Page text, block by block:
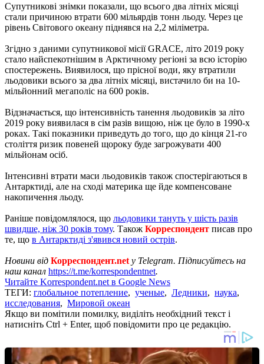
Супутникові знімки показали, що всього два літніх місяці
стали причиною втрати 600 мільярдів тонн льоду. Через це
рівень Світового океану піднявся на 2,2 міліметра.
Згідно з даними супутникової місії GRACE, літо 2019 року
стало найспекотнішим в Арктичному регіоні за всю історію
спостережень. Виявилося, що прісної води, яку втратили
льодовики всього за два літніх місяці, вистачило би на 10-
мільйонний мегаполіс на 600 років.
Відзначається, що інтенсивність танення льодовиків за літо
2019 року виявилася в сім разів вищою, ніж це було в 1990-х
роках. Такі показники приведуть до того, що до кінця 21-го
століття ризик повеней щороку буде загрожувати 400
мільйонам осіб.
Інтенсивні втрати маси льодовиків також спостерігаються в
Антарктиді, але на сході материка ще йде компенсоване
накопичення льоду.
Раніше повідомлялося, що льодовики тануть у шість разів
швидше, ніж 30 років тому. Також Корреспондент писав про
те, що в Антарктиді з'явився новий острів.
Новини від Корреспондент.net у Telegram. Підписуйтесь на
наш канал https://t.me/korrespondentnet.
Читайте Korrespondent.net в Google News
ТЕГИ: глобальное потепление, ученые, Ледники, наука,
исследования, Мировой океан
Якщо ви помітили помилку, виділіть необхідний текст і
натисніть Ctrl + Enter, щоб повідомити про це редакцію.